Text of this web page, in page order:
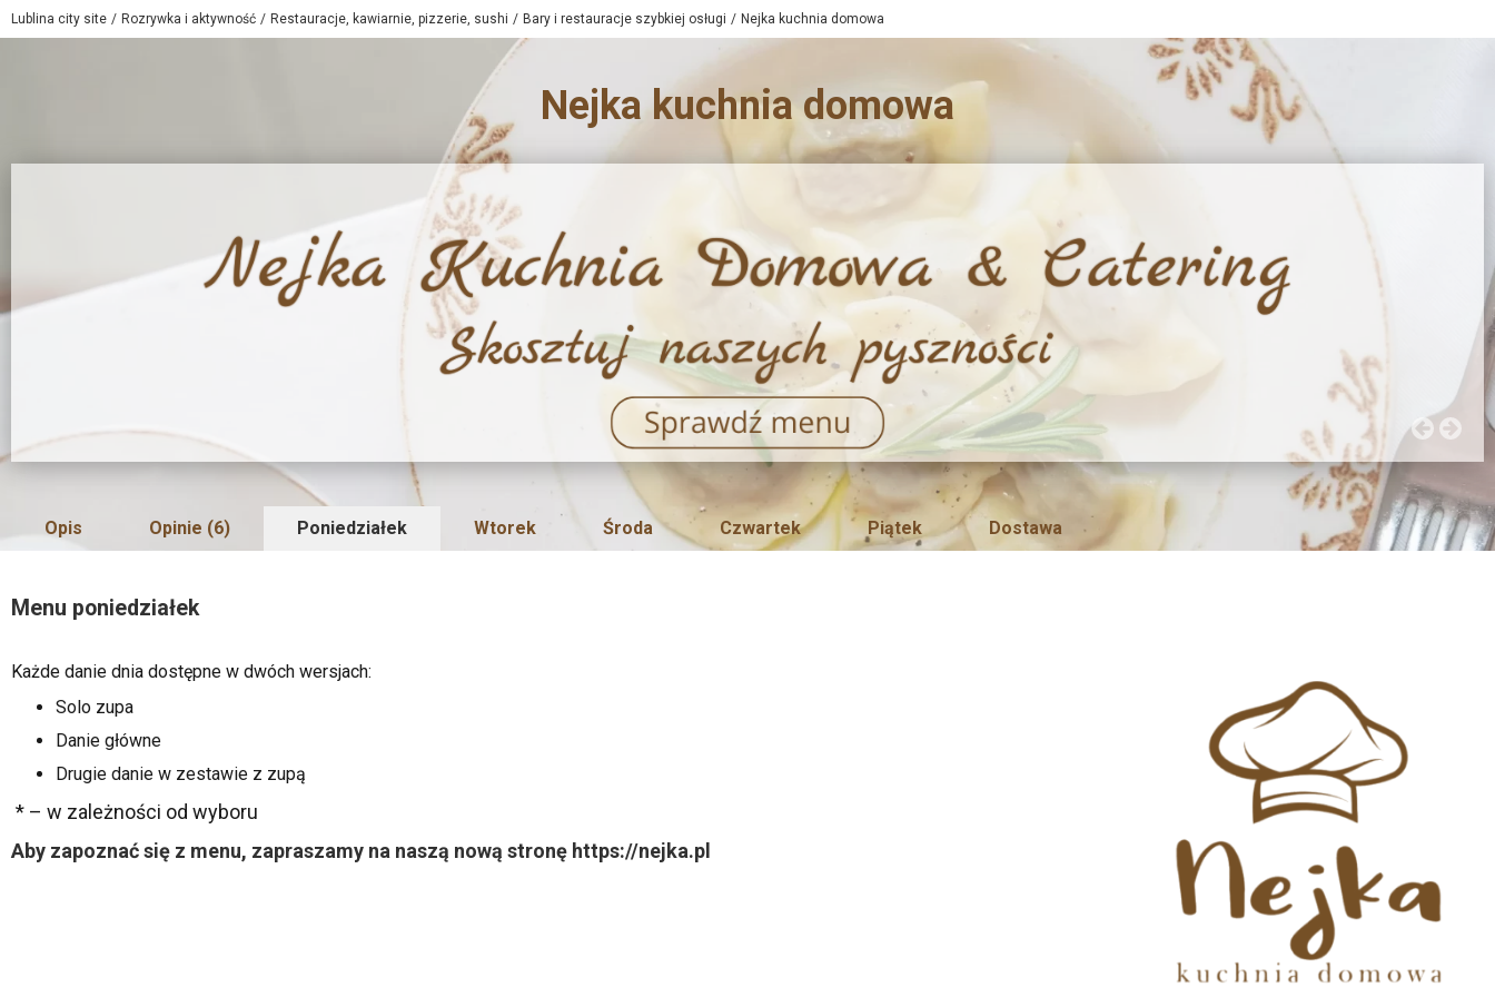
Lublina city site Rozrywka i aktywność Restauracje, kawiarnie, pizzerie, sushi Bary i restauracje szybkiej osługi Nejka kuchnia domowa
Nejka kuchnia domowa
Opis Opinie (6) Poniedziałek Wtorek Środa Czwartek Piątek Dostawa
Menu poniedziałek
Każde danie dnia dostępne w dwóch wersjach:
Solo zupa
Danie główne
Drugie danie w zestawie z zupą
* – w zależności od wyboru
Aby zapoznać się z menu, zapraszamy na naszą nową stronę https://nejka.pl